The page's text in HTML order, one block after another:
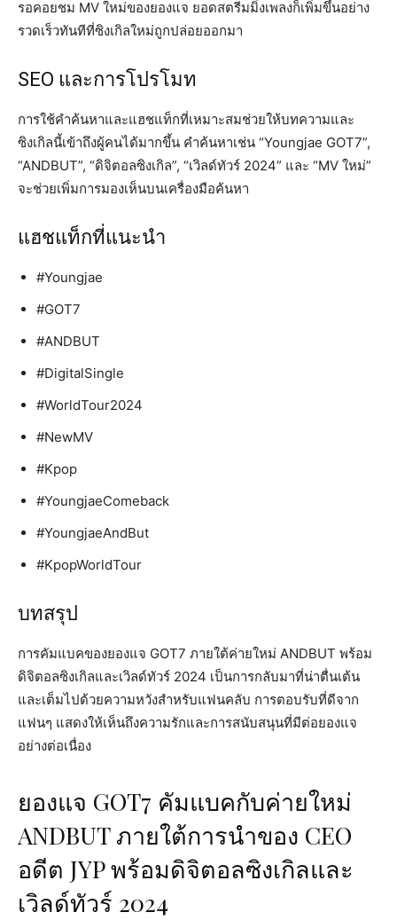
รอคอยชม MV ใหม่ของยองแจ ยอดสตรีมมิ่งเพลงก็เพิ่มขึ้นอย่าง
รวดเร็วทันทีที่ซิงเกิลใหม่ถูกปล่อยออกมา
SEO และการโปรโมท
การใช้คำค้นหาและแฮชแท็กที่เหมาะสมช่วยให้บทความและ
ซิงเกิลนี้เข้าถึงผู้คนได้มากขึ้น คำค้นหาเช่น “Youngjae GOT7”,
“ANDBUT”, “ดิจิตอลซิงเกิล”, “เวิลด์ทัวร์ 2024” และ “MV ใหม่”
จะช่วยเพิ่มการมองเห็นบนเครื่องมือค้นหา
แฮชแท็กที่แนะนำ
#Youngjae
#GOT7
#ANDBUT
#DigitalSingle
#WorldTour2024
#NewMV
#Kpop
#YoungjaeComeback
#YoungjaeAndBut
#KpopWorldTour
บทสรุป
การคัมแบคของยองแจ GOT7 ภายใต้ค่ายใหม่ ANDBUT พร้อม
ดิจิตอลซิงเกิลและเวิลด์ทัวร์ 2024 เป็นการกลับมาที่น่าตื่นเต้น
และเต็มไปด้วยความหวังสำหรับแฟนคลับ การตอบรับที่ดีจาก
แฟนๆ แสดงให้เห็นถึงความรักและการสนับสนุนที่มีต่อยองแจ
อย่างต่อเนื่อง
ยองแจ GOT7 คัมแบคกับค่ายใหม่
ANDBUT ภายใต้การนำของ CEO
อดีต JYP พร้อมดิจิตอลซิงเกิลและ
เวิลด์ทัวร์ 2024